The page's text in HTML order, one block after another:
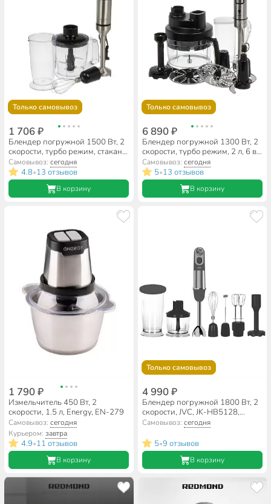
Только самовывоз
1 706 ₽
Блендер погружной 1500 Вт, 2
скорости, турбо режим, стакан,
венчик, измельчитель, Delta
Lux, DE-7011B, черный
Самовывоз:сегодня
4.8•13 отзывов
В корзину
Только самовывоз
6 890 ₽
Блендер погружной 1300 Вт, 2
скорости, турбо режим, 2 л, 6 в
1, Leonord, LE-1745
Самовывоз: сегодня
5•13 отзывов
В корзину
1 790 ₽
Измельчитель 450 Вт, 2
скорости, 1.5 л, Energy, EN-279
Самовывоз:сегодня
Курьером:завтра
4.9•11 отзывов
В корзину
Только самовывоз
4 990 ₽
Блендер погружной 1800 Вт, 2
скорости, JVC, JK-HB5128,
серый
Самовывоз: сегодня
5•9 отзывов
В корзину